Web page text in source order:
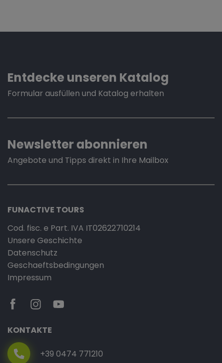
Entdecke unseren Katalog
Formular ausfüllen und Katalog erhalten
Newsletter abonnieren
Angebote und Tipps direkt in Ihre Mailbox
FUNACTIVE TOURS
Cod. fisc. e Part. IVA IT02622710214
Unsere Geschichte
Datenschutz
Geschaeftsbedingungen
Impressum
KONTAKTE
+39 0474 771210